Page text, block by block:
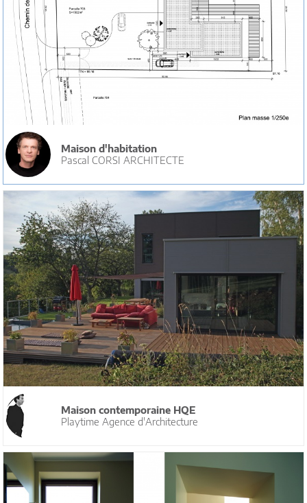
Maison d'habitation
Pascal CORSI ARCHITECTE
Maison contemporaine HQE
Playtime Agence d'Architecture